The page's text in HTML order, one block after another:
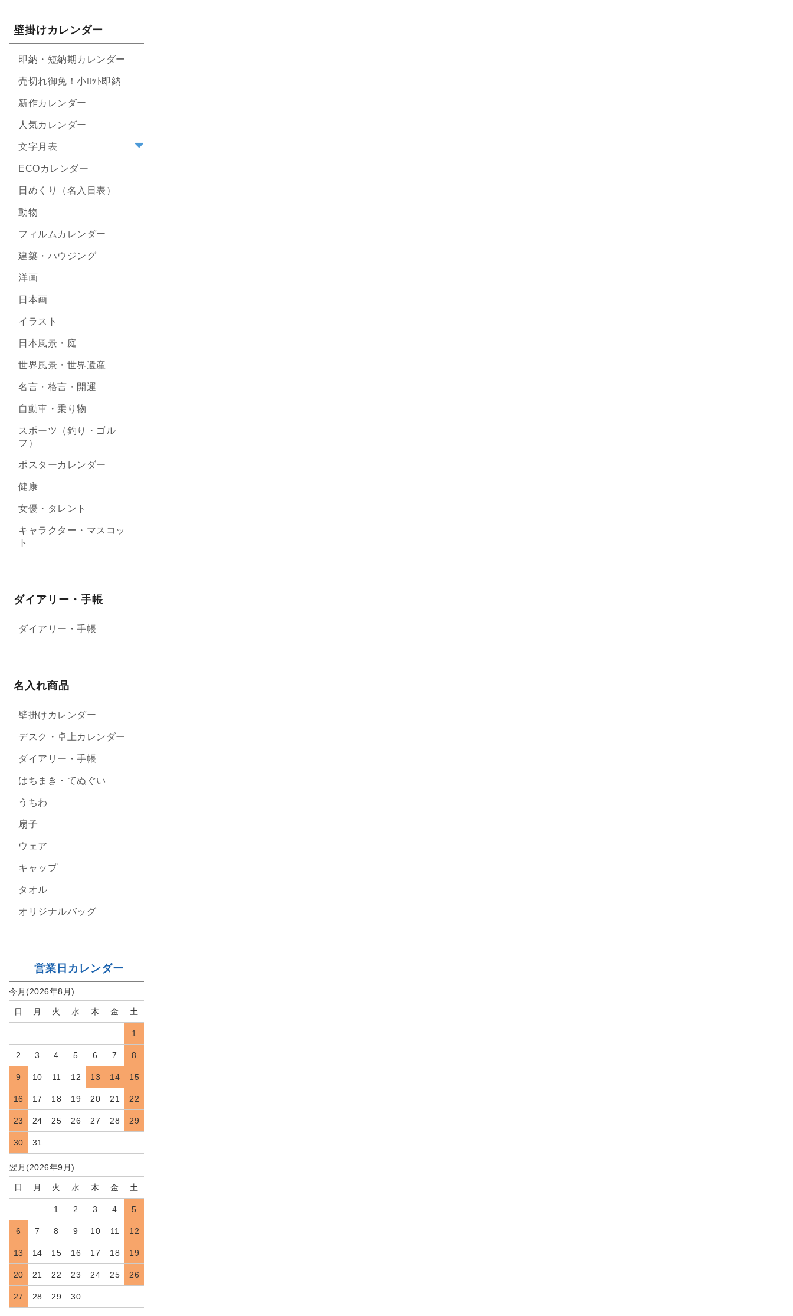
壁掛けカレンダー
即納・短納期カレンダー
売切れ御免！小ﾛｯﾄ即納
新作カレンダー
人気カレンダー
文字月表
ECOカレンダー
日めくり（名入日表）
動物
フィルムカレンダー
建築・ハウジング
洋画
日本画
イラスト
日本風景・庭
世界風景・世界遺産
名言・格言・開運
自動車・乗り物
スポーツ（釣り・ゴル
フ）
ポスターカレンダー
健康
女優・タレント
キャラクター・マスコッ
ト
ダイアリー・手帳
ダイアリー・手帳
名入れ商品
壁掛けカレンダー
デスク・卓上カレンダー
ダイアリー・手帳
はちまき・てぬぐい
うちわ
扇子
ウェア
キャップ
タオル
オリジナルバッグ
営業日カレンダー
今月(2026年8月)
日 月 火 水 木 金 土
1
2 3 4 5 6 7 8
9 10 11 12 13 14 15
16 17 18 19 20 21 22
23 24 25 26 27 28 29
30 31
翌月(2026年9月)
日 月 火 水 木 金 土
1 2 3 4 5
6 7 8 9 10 11 12
13 14 15 16 17 18 19
20 21 22 23 24 25 26
27 28 29 30